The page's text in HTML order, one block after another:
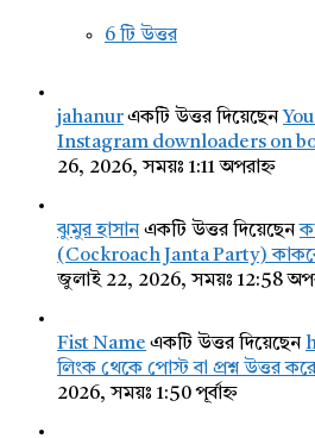
6 টি উত্তর
jahanurএকটি উত্তর দিয়েছেন
Instagram downloaders on
26, 2026, সময়ঃ 1:11 অপরাহ্ন
ঝুমুর হাসানএকটি উত্তর দিয়েছেন
(Cockroach Janta Party)
জুলাই 22, 2026, সময়ঃ 12:58
Fist Name একটি উত্তর দিয়েছেন
লিংক থেকে পোস্ট বা প্রশ্ন উত্তর
2026, সময়ঃ 1:50 পূর্বাহ্ন